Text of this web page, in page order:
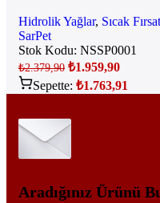
Hidrolik Yağlar, Sıcak
SarPet
Stok Kodu: NSSP0001
₺2.379,90 ₺1.959,90
Sepette: ₺1.763,91
Aradığınız Ürünü